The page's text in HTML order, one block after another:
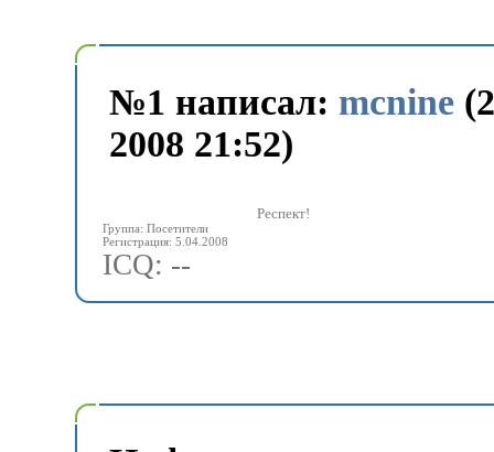
№1 написал: mcnine
2008 21:52)
Группа: Посетители
Регистрация: 5.04.2008
Респект!
ICQ: --